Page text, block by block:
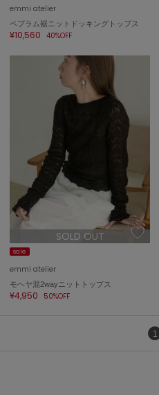
The Barnnet
ザ・ノース・フェイス
TSURU by Mariko Oikawa
ツルバイマリコオイカワ
UGG
アグ
UNDERSON UNDERSON
アンダーソン アンダーソン
un/neu
アンノイ
emmi atelier
ペプラム裾ニットドッキングトップス
¥10,560 40%OFF
SOLD OUT
sale
emmi atelier
モヘヤ混2wayニットトップス
¥4,950 50%OFF
1